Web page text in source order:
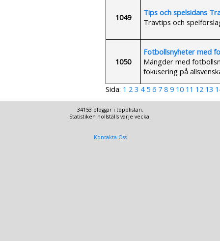
1049
Tips och spelsidans
Travtips och
1050
Fotbollsnyheter med
Mängder med
fokusering på
Sida: 1 2 3 4 5 6 7 8 9 10 11 12 13
34153 bloggar i topplistan.
Statistiken nollställs varje vecka.
Kontakta Oss